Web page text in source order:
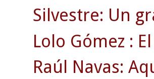
Silvestre: Un
Lolo Gómez :
Raúl Navas: